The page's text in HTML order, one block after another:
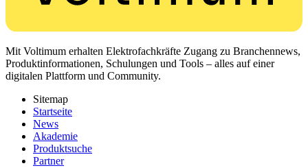
Mit Voltimum erhalten Elektrofachkräfte Zugang zu Branchennews,
Produktinformationen, Schulungen und Tools – alles auf einer
digitalen Plattform und Community.
Sitemap
Startseite
News
Akademie
Produktsuche
Partner